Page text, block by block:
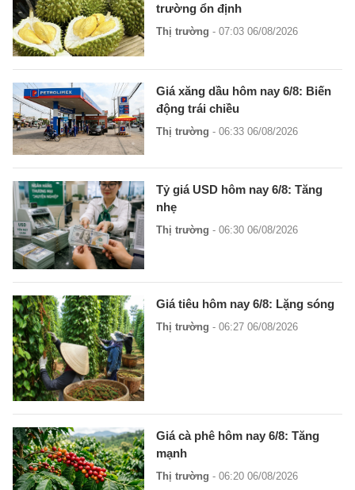
trường ổn định
Thị trường - 07:03 06/08/2026
Giá xăng dầu hôm nay 6/8: Biến
động trái chiều
Thị trường - 06:33 06/08/2026
Tỷ giá USD hôm nay 6/8: Tăng
nhẹ
Thị trường - 06:30 06/08/2026
Giá tiêu hôm nay 6/8: Lặng sóng
Thị trường - 06:27 06/08/2026
Giá cà phê hôm nay 6/8: Tăng
mạnh
Thị trường - 06:20 06/08/2026